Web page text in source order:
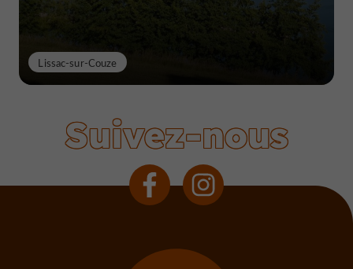
Lissac-sur-Couze
Suivez-nous